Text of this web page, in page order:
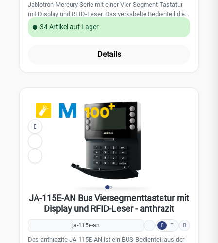
Jablotron-Mercury Serie mit einer Vier-Segment-Tastatur
mit Display und RFID-Leser. Das verkabelte Bedienteil dient
zur Steuerung und Anzeige von Systemstatusanzeigen.
Das Zugangsmodul ist mit vier Segementen ausgestattet;
angezeigt. Kompatibel ist das Bedienteil mit den Zentralen
Zentrale (12V DC) Stromverbrauch im Standby-Modus:
18mA Maximaler Stromverbrauch: 150 mA RFID-Frequenz:
125 kHz Abmessungen: 110 x 136 x 33 mm Gewicht: 285 g
Zertifizierung: Sicherheitsstufe 2 / Umweltklasse II (gemäß
EN 50131-1) Installation: Innenbereich
Betriebstemperaturbereich: -10°C bis +40°C
34 Artikel auf Lager
Details
JA-115E-AN Bus Viersegmenttastatur mit
Display und RFID-Leser - anthrazit
ja-115e-an
Das anthrazite JA-115E-AN ist ein BUS-Bedienteil aus der